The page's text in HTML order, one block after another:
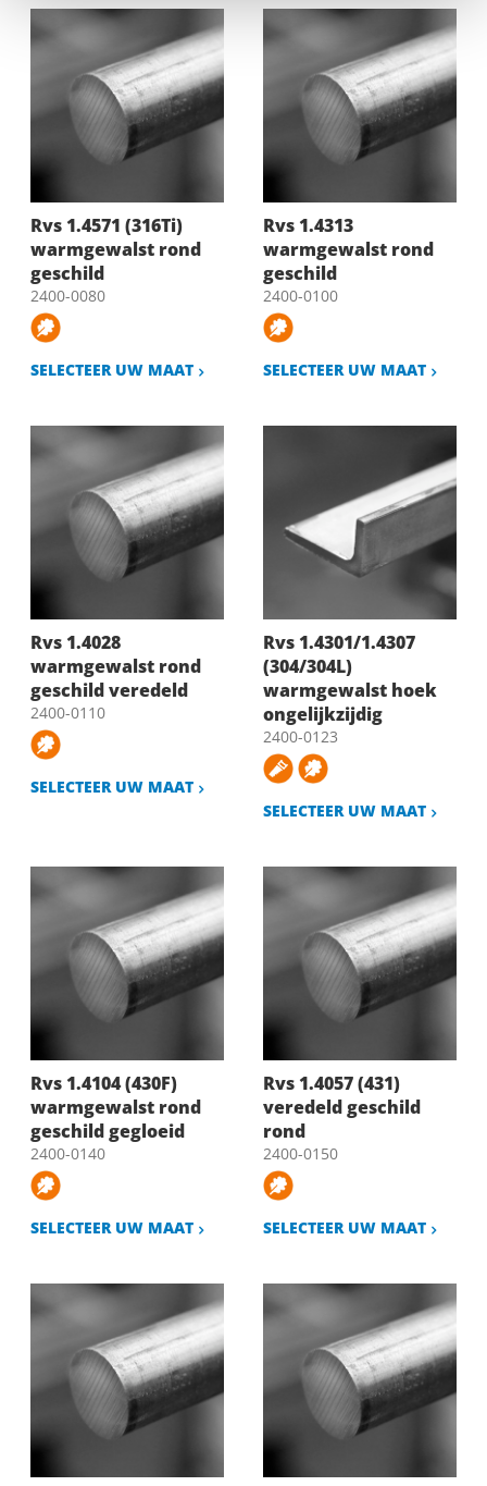
Rvs 1.4571 (316Ti)
warmgewalst rond
geschild
2400-0080
SELECTEER UW MAAT
Rvs 1.4313
warmgewalst rond
geschild
2400-0100
SELECTEER UW MAAT
Rvs 1.4028
warmgewalst rond
geschild veredeld
2400-0110
SELECTEER UW MAAT
Rvs 1.4301/1.4307
(304/304L)
warmgewalst hoek
ongelijkzijdig
2400-0123
SELECTEER UW MAAT
Rvs 1.4104 (430F)
warmgewalst rond
geschild gegloeid
2400-0140
SELECTEER UW MAAT
Rvs 1.4057 (431)
veredeld geschild
rond
2400-0150
SELECTEER UW MAAT